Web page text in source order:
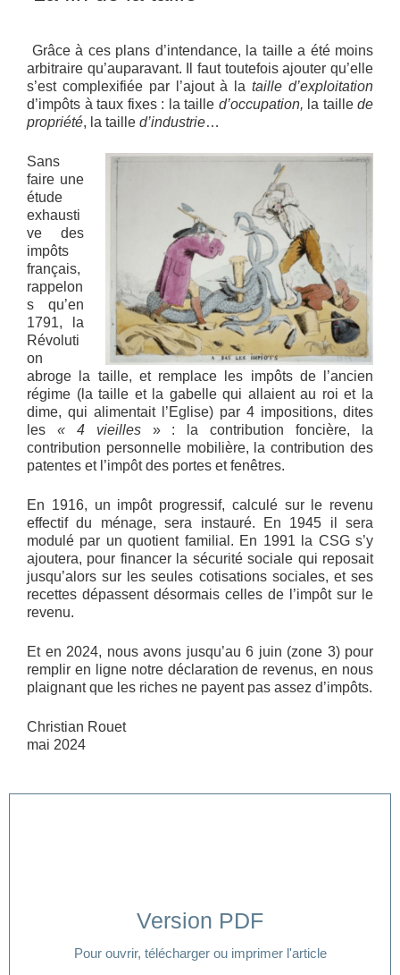
Grâce à ces plans d’intendance, la taille a été moins
arbitraire qu’auparavant. Il faut toutefois ajouter qu’elle
s’est complexifiée par l’ajout à lataille d’exploitation
d’impôts à taux fixes : la taille d’occupation, la taille de
propriété, la taille d’industrie…
Sans
faire une
étude
exhausti
ve des
impôts
français,
rappelon
s qu’en
1791, la
Révoluti
on
abroge la taille, et remplace les impôts de l’ancien
régime (la taille et la gabelle qui allaient au roi et la
dime, qui alimentait l’Eglise) par 4 impositions, dites
les « 4 vieilles » : la contribution foncière, la
contribution personnelle mobilière, la contribution des
patentes et l’impôt des portes et fenêtres.
En 1916, un impôt progressif, calculé sur le revenu
effectif du ménage, sera instauré. En 1945 il sera
modulé par un quotient familial. En 1991 la CSG s’y
ajoutera, pour financer la sécurité sociale qui reposait
jusqu’alors sur les seules cotisations sociales, et ses
recettes dépassent désormais celles de l’impôt sur le
revenu.
Et en 2024, nous avons jusqu’au 6 juin (zone 3) pour
remplir en ligne notre déclaration de revenus, en nous
plaignant que les riches ne payent pas assez d’impôts.
Christian Rouet
mai 2024
Version PDF
Pour ouvrir, télécharger ou imprimer l'article
Cliquer ici